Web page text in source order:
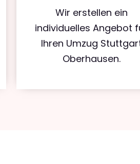
Wir erstellen ein
individuelles Angebot
Ihren Umzug
Oberhausen.